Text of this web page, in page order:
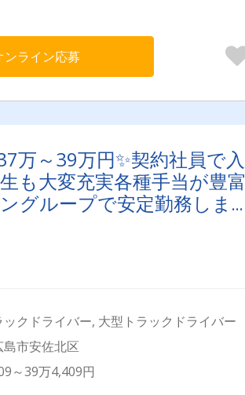
ンライン応募
万～39万円✨契約社員で入
も大変充実各種手当が豊富
グループで安定勤務しま
ックドライバー, 大型トラックドライバー
島市安佐北区
～39万4,409円